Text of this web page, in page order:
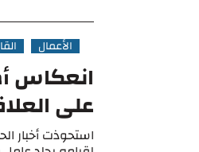
الأعمال
انعكاس
على
استحوذت أخبار